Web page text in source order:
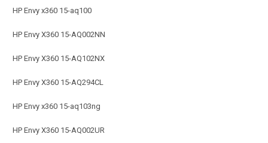
HP Envy x360 15-aq100
HP Envy X360 15-AQ002NN
HP Envy X360 15-AQ102NX
HP Envy X360 15-AQ294CL
HP Envy x360 15-aq103ng
HP Envy X360 15-AQ002UR